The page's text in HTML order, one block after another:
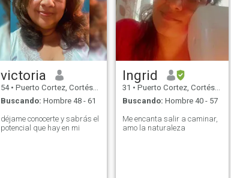
victoria
54 • Puerto Cortez, Cortés, Honduras
Buscando: Hombre 48 - 61
déjame conocerte y sabrás el
potencial que hay en mi
Ingrid
31 • Puerto Cortez, Cortés, Honduras
Buscando: Hombre 40 - 57
Me encanta salir a caminar,
amo la naturaleza